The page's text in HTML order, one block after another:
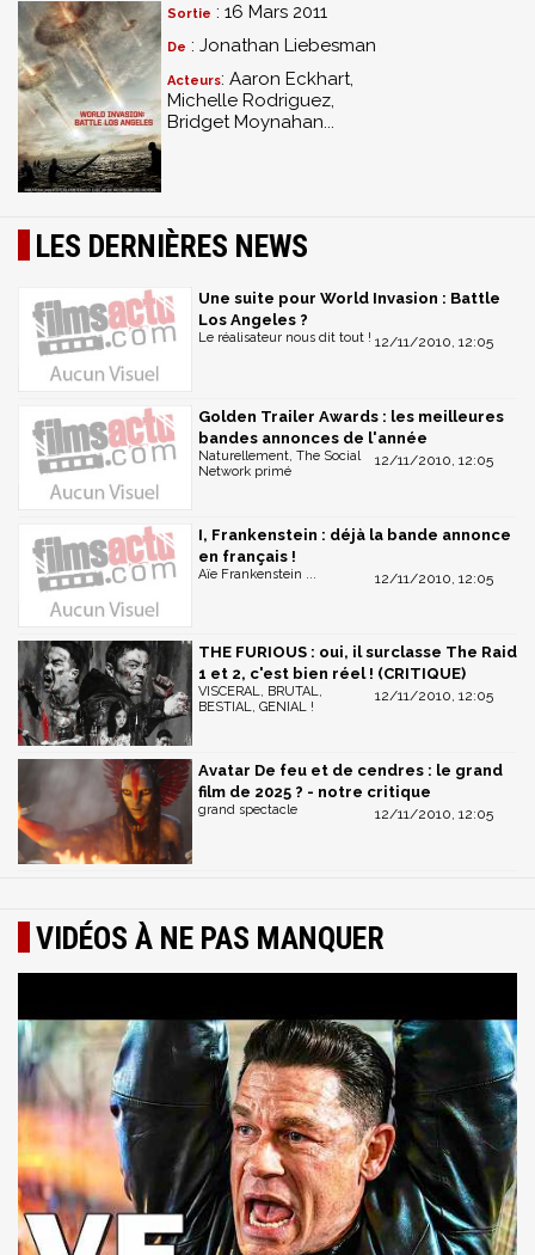
Sortie : 16 Mars 2011
De : Jonathan Liebesman
Acteurs: Aaron Eckhart,
Michelle Rodriguez,
Bridget Moynahan...
LES DERNIÈRES NEWS
Une suite pour World Invasion : Battle
Los Angeles ?
12/11/2010, 12:05
Le réalisateur nous dit tout !
Golden Trailer Awards : les meilleures
bandes annonces de l'année
12/11/2010, 12:05
Naturellement, The Social
Network primé
I, Frankenstein : déjà la bande annonce
en français !
12/11/2010, 12:05
Aïe Frankenstein ...
THE FURIOUS : oui, il surclasse The Raid
1 et 2, c'est bien réel ! (CRITIQUE)
12/11/2010, 12:05
VISCERAL, BRUTAL,
BESTIAL, GENIAL !
Avatar De feu et de cendres : le grand
film de 2025 ? - notre critique
12/11/2010, 12:05
grand spectacle
VIDÉOS À NE PAS MANQUER